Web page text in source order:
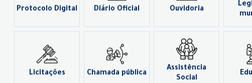
Protocolo Digital Diário Oficial Ouvidoria
Licitações Chamada pública
Assistência
Social